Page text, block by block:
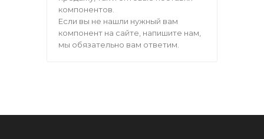
компонентов.
Если вы не нашли нужный вам
компонент на сайте, напишите нам,
мы обязательно вам ответим.